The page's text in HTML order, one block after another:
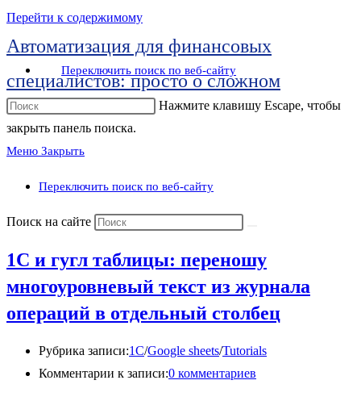
Перейти к содержимому
Автоматизация для финансовых
специалистов: просто о сложном
Переключить поиск по веб-сайту
Нажмите клавишу Escape, чтобы
закрыть панель поиска.
Меню Закрыть
Переключить поиск по веб-сайту
Поиск на сайте
1C и гугл таблицы: переношу
многоуровневый текст из журнала
операций в отдельный столбец
Рубрика записи:1C/Google sheets/Tutorials
Комментарии к записи:0 комментариев